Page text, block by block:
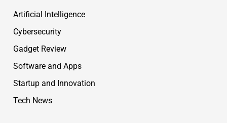
Artificial Intelligence
Cybersecurity
Gadget Review
Software and Apps
Startup and Innovation
Tech News